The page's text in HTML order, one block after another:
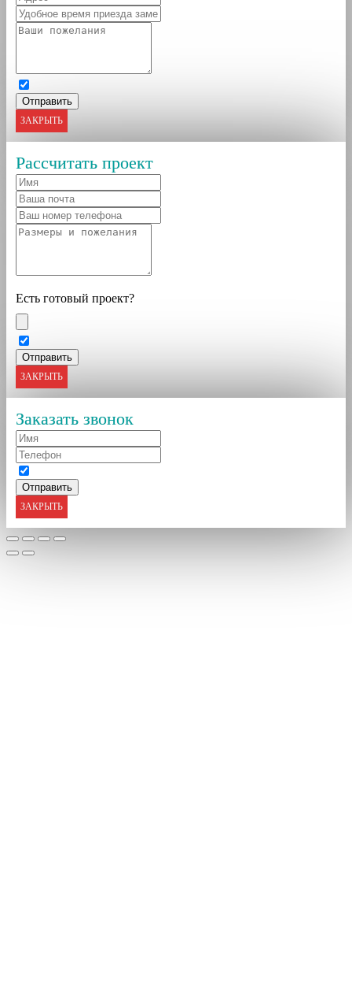
ЗАКРЫТЬ
Рассчитать проект
Есть готовый проект?
ЗАКРЫТЬ
Заказать звонок
ЗАКРЫТЬ